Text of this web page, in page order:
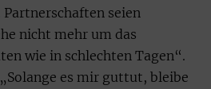
seien
nicht mehr um das
wie in schlechten Tagen“.
es mir guttut, bleibe